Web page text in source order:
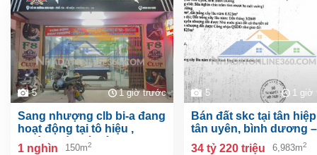
5 1 giờ trước
sang nhượng clb bi-a đang
hoạt động tại tô hiệu ,
thường tín, hà nội
1 nghìn 150m2
5 1 giờ
bán đất skc tại tân hiệp, tp.
tân uyên, bình dương –
6.983m²
34 tỷ 220 triệu 6,983m2